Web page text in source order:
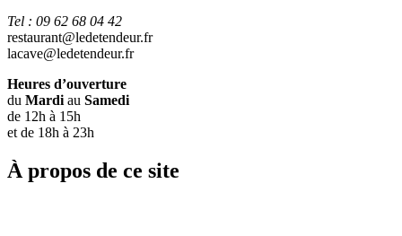
Tel : 09 62 68 04 42
restaurant@ledetendeur.fr
lacave@ledetendeur.fr
Heures d’ouverture
du Mardi au Samedi
de 12h à 15h
et de 18h à 23h
À propos de ce site